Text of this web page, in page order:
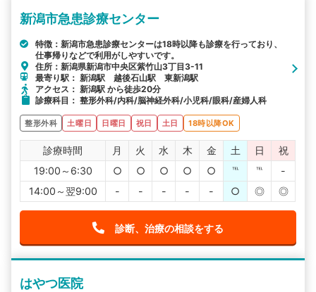
検索する
詳細条件で絞り込む
その他の検索方法
新潟市急患診療センター
特徴：新潟市急患診療センターは18時以降も診療を行っており、
仕事帰りなどで利用がしやすいです。
住所：新潟県新潟市中央区紫竹山3丁目3-11
最寄り駅： 新潟駅 越後石山駅 東新潟駅
アクセス： 新潟駅 から徒歩20分
診療科目： 整形外科/内科/脳神経外科/小児科/眼科/産婦人科
整形外科 土曜日 日曜日 祝日 土日 18時以降OK
診療時間 月 火 水 木 金 土 日
祝
19:00～6:30
○ ○ ○ ○ ○ ℡ ℡
-
14:00～翌9:00
- - - - - ○ ◎ ◎
診断、治療の相談をする
はやつ医院